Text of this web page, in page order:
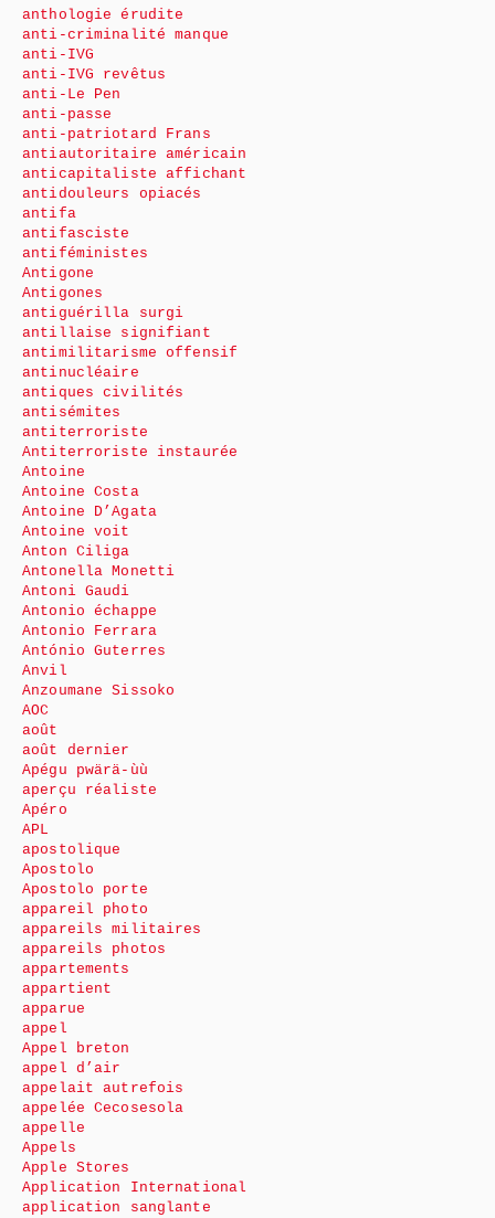
anthologie érudite
anti-criminalité manque
anti-IVG
anti-IVG revêtus
anti-Le Pen
anti-passe
anti-patriotard Frans
antiautoritaire américain
anticapitaliste affichant
antidouleurs opiacés
antifa
antifasciste
antiféministes
Antigone
Antigones
antiguérilla surgi
antillaise signifiant
antimilitarisme offensif
antinucléaire
antiques civilités
antisémites
antiterroriste
Antiterroriste instaurée
Antoine
Antoine Costa
Antoine D’Agata
Antoine voit
Anton Ciliga
Antonella Monetti
Antoni Gaudi
Antonio échappe
Antonio Ferrara
António Guterres
Anvil
Anzoumane Sissoko
AOC
août
août dernier
Apégu pwärä-ùù
aperçu réaliste
Apéro
APL
apostolique
Apostolo
Apostolo porte
appareil photo
appareils militaires
appareils photos
appartements
appartient
apparue
appel
Appel breton
appel d’air
appelait autrefois
appelée Cecosesola
appelle
Appels
Apple Stores
Application International
application sanglante